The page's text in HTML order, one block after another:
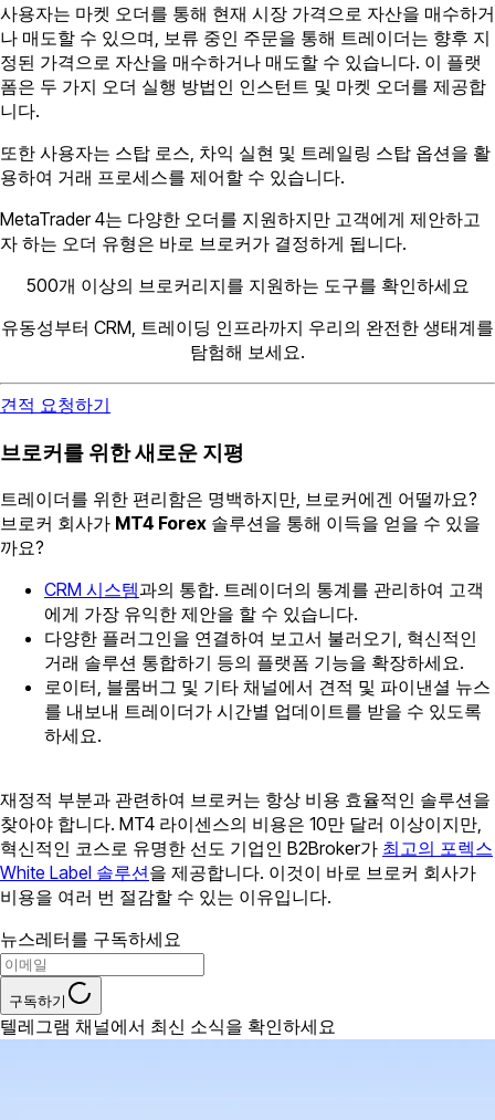
사용자는 마켓 오더를 통해 현재 시장 가격으로 자산을 매수하거
나 매도할 수 있으며, 보류 중인 주문을 통해 트레이더는 향후 지
정된 가격으로 자산을 매수하거나 매도할 수 있습니다. 이 플랫
폼은 두 가지 오더 실행 방법인 인스턴트 및 마켓 오더를 제공합
니다.
또한 사용자는 스탑 로스, 차익 실현 및 트레일링 스탑 옵션을 활
용하여 거래 프로세스를 제어할 수 있습니다.
MetaTrader 4는 다양한 오더를 지원하지만 고객에게 제안하고
자 하는 오더 유형은 바로 브로커가 결정하게 됩니다.
500개 이상의 브로커리지를 지원하는 도구를 확인하세요
유동성부터 CRM, 트레이딩 인프라까지 우리의 완전한 생태계를
탐험해 보세요.
견적 요청하기
브로커를 위한 새로운 지평
트레이더를 위한 편리함은 명백하지만, 브로커에겐 어떨까요?
브로커 회사가 MT4 Forex 솔루션을 통해 이득을 얻을 수 있을
까요?
CRM 시스템과의 통합. 트레이더의 통계를 관리하여 고객
에게 가장 유익한 제안을 할 수 있습니다.
다양한 플러그인을 연결하여 보고서 불러오기, 혁신적인
거래 솔루션 통합하기 등의 플랫폼 기능을 확장하세요.
로이터, 블룸버그 및 기타 채널에서 견적 및 파이낸셜 뉴스
를 내보내 트레이더가 시간별 업데이트를 받을 수 있도록
하세요.
재정적 부분과 관련하여 브로커는 항상 비용 효율적인 솔루션을
찾아야 합니다. MT4 라이센스의 비용은 10만 달러 이상이지만,
혁신적인 코스로 유명한 선도 기업인 B2Broker가 최고의 포렉스
White Label 솔루션을 제공합니다. 이것이 바로 브로커 회사가
비용을 여러 번 절감할 수 있는 이유입니다.
뉴스레터를 구독하세요
구독하기
텔레그램 채널에서 최신 소식을 확인하세요